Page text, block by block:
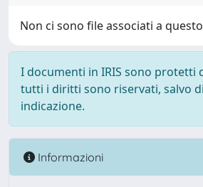
Non ci sono file associati a
I documenti in IRIS sono protetti
tutti i diritti sono riservati, salvo
indicazione.
Informazioni